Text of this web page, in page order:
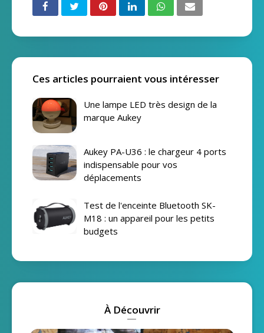
Ces articles pourraient vous intéresser
Une lampe LED très design de la
marque Aukey
Aukey PA-U36 : le chargeur 4 ports
indispensable pour vos
déplacements
Test de l'enceinte Bluetooth SK-
M18 : un appareil pour les petits
budgets
À Découvrir